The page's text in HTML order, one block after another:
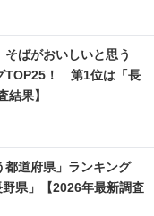
そばがおいしいと思う
TOP25！ 第1位は「長
結果】
都道府県」ランキング
県」【2026年最新調査